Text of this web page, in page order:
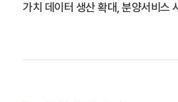
가치 데이터 생산 확대, 분양서비스